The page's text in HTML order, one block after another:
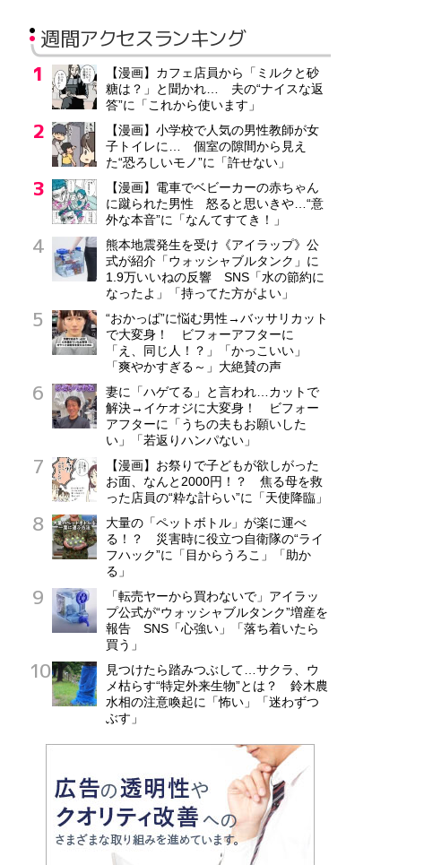
週間アクセスランキング
【漫画】カフェ店員から「ミルクと砂
糖は？」と聞かれ… 夫の“ナイスな返
答”に「これから使います」
【漫画】小学校で人気の男性教師が女
子トイレに… 個室の隙間から見え
た“恐ろしいモノ”に「許せない」
【漫画】電車でベビーカーの赤ちゃん
に蹴られた男性 怒ると思いきや…“意
外な本音”に「なんてすてき！」
熊本地震発生を受け《アイラップ》公
式が紹介「ウォッシャブルタンク」に
1.9万いいねの反響 SNS「水の節約に
なったよ」「持ってた方がよい」
“おかっぱ”に悩む男性→バッサリカット
で大変身！ ビフォーアフターに
「え、同じ人！？」「かっこいい」
「爽やかすぎる～」大絶賛の声
妻に「ハゲてる」と言われ…カットで
解決→イケオジに大変身！ ビフォー
アフターに「うちの夫もお願いした
い」「若返りハンパない」
【漫画】お祭りで子どもが欲しがった
お面、なんと2000円！？ 焦る母を救
った店員の“粋な計らい”に「天使降臨」
大量の「ペットボトル」が楽に運べ
る！？ 災害時に役立つ自衛隊の“ライ
フハック”に「目からうろこ」「助か
る」
「転売ヤーから買わないで」アイラッ
プ公式が“ウォッシャブルタンク”増産を
報告 SNS「心強い」「落ち着いたら
買う」
見つけたら踏みつぶして…サクラ、ウ
メ枯らす“特定外来生物”とは？ 鈴木農
水相の注意喚起に「怖い」「迷わずつ
ぶす」